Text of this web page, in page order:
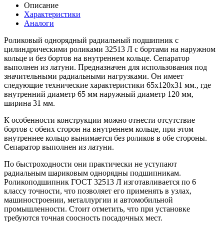
Описание
Характеристики
Аналоги
Роликовый однорядный радиальный подшипник с
цилиндрическими роликами 32513 Л с бортами на наружном
кольце и без бортов на внутреннем кольце. Сепаратор
выполнен из латуни. Предназначен для использования под
значительными радиальными нагрузками. Он имеет
следующие технические характеристики 65x120x31 мм., где
внутренний диаметр 65 мм наружный диаметр 120 мм,
ширина 31 мм.
К особенности конструкции можно отнести отсутствие
бортов с обеих сторон на внутреннем кольце, при этом
внутреннее кольцо вынимается без роликов в обе стороны.
Сепаратор выполнен из латуни.
По быстроходности они практически не уступают
радиальным шариковым однорядны подшипникам.
Роликоподшипник ГОСТ 32513 Л изготавливается по 6
классу точности, что позволяет его применять в узлах,
машиностроении, металлургии и автомобильной
промышленности. Стоит отметить, что при установке
требуются точная соосность посадочных мест.